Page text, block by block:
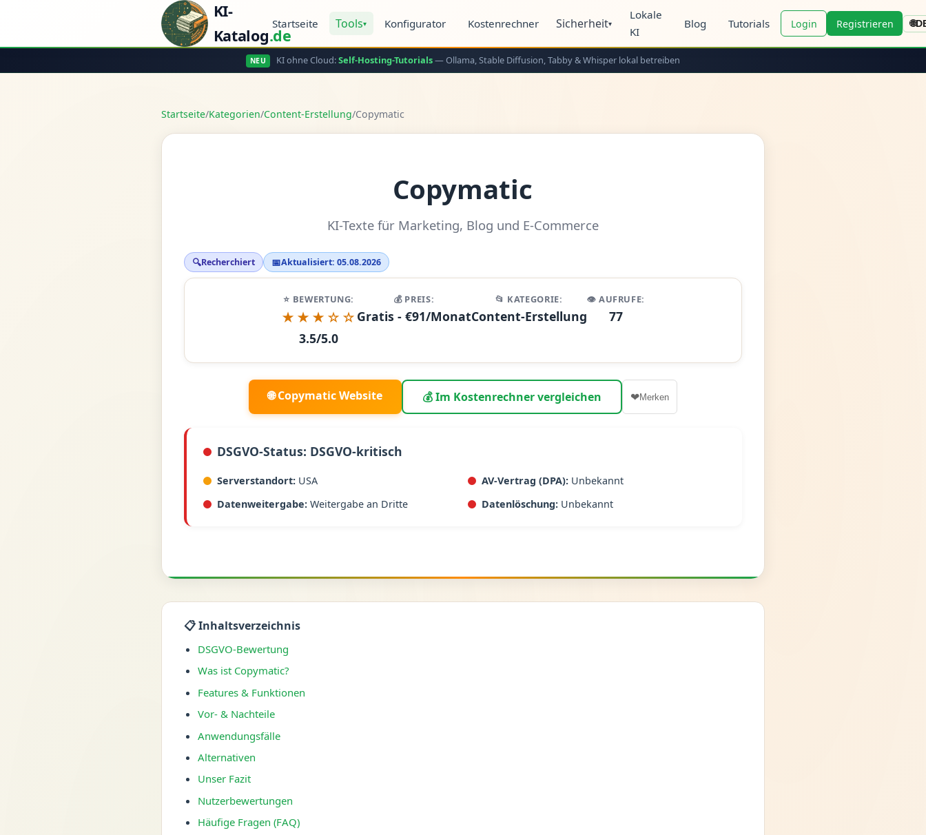
KI-
Katalog.de
Startseite Tools▾ Konfigurator Kostenrechner Sicherheit▾
Lokale
KI
Blog Tutorials Login Registrieren 🌐
NEU KI ohne Cloud:Self-Hosting-Tutorials— Ollama, Stable Diffusion, Tabby & Whisper lokal betreiben
Startseite/Kategorien/Content-Erstellung/Copymatic
Copymatic
KI-Texte für Marketing, Blog und E-Commerce
🔍Recherchiert 📅Aktualisiert: 05.08.2026
⭐ BEWERTUNG:
★★★☆☆
3.5/5.0
💰 PREIS:
Gratis - €91/Monat
📂 KATEGORIE:
Content-Erstellung
👁️ AUFRUFE:
77
🌐 Copymatic Website 💰 Im Kostenrechner vergleichen ❤Merken
DSGVO-Status: DSGVO-kritisch
Serverstandort: USA AV-Vertrag (DPA): Unbekannt
Datenweitergabe: Weitergabe an Dritte Datenlöschung: Unbekannt
📋 Inhaltsverzeichnis
DSGVO-Bewertung
Was ist Copymatic?
Features & Funktionen
Vor- & Nachteile
Anwendungsfälle
Alternativen
Unser Fazit
Nutzerbewertungen
Häufige Fragen (FAQ)